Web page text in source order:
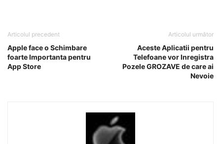
Articolul precedent
Apple face o Schimbare
foarte Importanta pentru
App Store
Articolul următor
Aceste Aplicatii pentru
Telefoane vor Inregistra
Pozele GROZAVE de care ai
Nevoie